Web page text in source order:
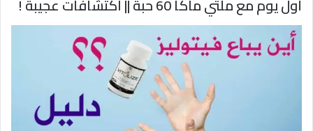
أول يوم مع ملتي ماكا 60 حبة || اكتشافات عجيبة !